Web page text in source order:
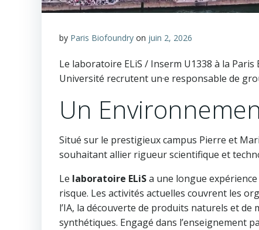
by Paris Biofoundry on juin 2, 2026
Le laboratoire ELiS / Inserm U1338 à la
Université recrutent un·e responsable de
Un
Situé sur le prestigieux campus Pierre et
souhaitant allier rigueur scientifique et
Le laboratoire ELiSa une longue
risque. Les activités actuelles couvrent les
l’IA, la découverte de produits naturels et
synthétiques. Engagé dans l’enseignement